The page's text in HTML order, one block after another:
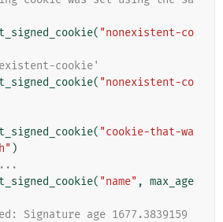
( "nonexistent-co
cookie'
( "nonexistent-co
( "cookie-that-wa
)
...
( "name" , max_age
Signature age 1677.3839159